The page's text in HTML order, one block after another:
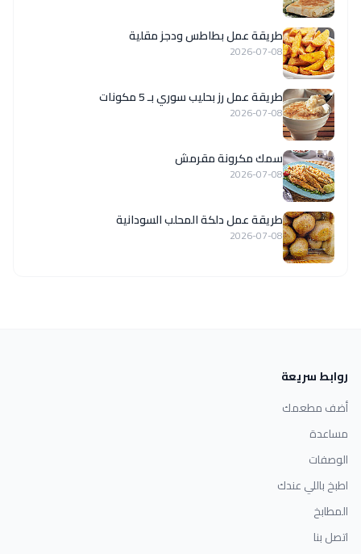
طريقة عمل بطاطس ودجز مقلية
2026-07-08
طريقة عمل رز بحليب سوري بـ 5 مكونات
2026-07-08
سمك مكرونة مقرمش
2026-07-08
طريقة عمل دلكة المحلب السودانية
2026-07-08
روابط سريعة
أضف مطعمك
مساعدة
الوصفات
اطبخ باللي عندك
المطابخ
اتصل بنا